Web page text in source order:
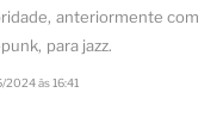
anteriormente com
para jazz.
2024 às 16:41